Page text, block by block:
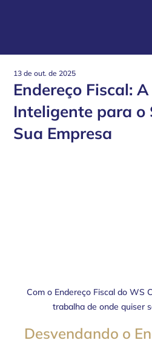
Endereço Fiscal:
Inteligente para o
Sua Empresa
13 de out. de 2025
Com o Endereço Fiscal do WS
trabalha de onde quiser
Desvendando o